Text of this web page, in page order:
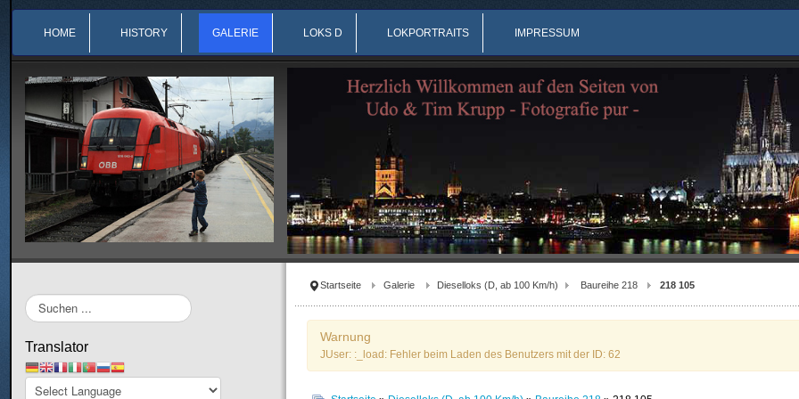
HOME HISTORY GALERIE LOKS D LOKPORTRAITS IMPRESSUM
Startseite Galerie Dieselloks (D, ab 100 Km/h) Baureihe 218 218 105
Warnung
JUser: :_load: Fehler beim Laden des Benutzers mit der ID: 62
Suchen
...
Translator